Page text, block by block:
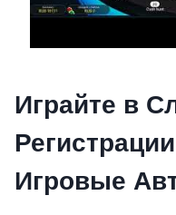
Играйте в
Игровые